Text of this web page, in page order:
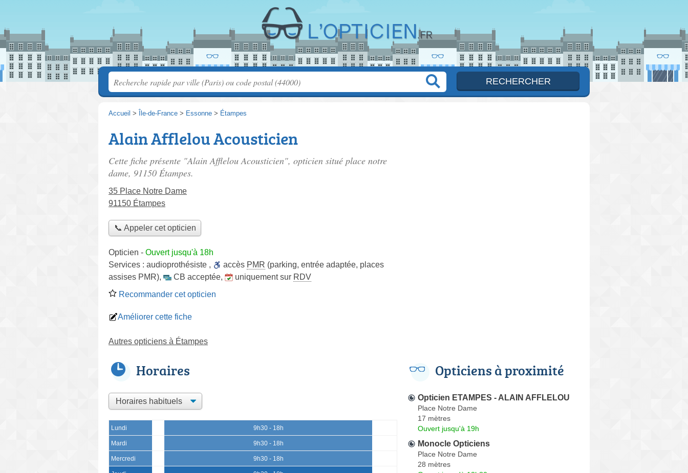
Accueil > Île-de-France > Essonne > Étampes
Alain Afflelou Acousticien
Cette fiche présente "Alain Afflelou Acousticien", opticien situé place notre
dame, 91150 Étampes.
35 Place Notre Dame
91150 Étampes
📞 Appeler cet opticien
Opticien - Ouvert jusqu'à 18h
Services : audioprothésiste , accès PMR (parking, entrée adaptée, places
assises PMR), CB acceptée, uniquement sur RDV
Recommander cet opticien
Améliorer cette fiche
Autres opticiens à Étampes
Horaires
Lundi 9h30 - 18h
Mardi 9h30 - 18h
Mercredi 9h30 - 18h
Opticiens à proximité
Opticien ETAMPES - ALAIN AFFLELOU
Place Notre Dame
17 mètres
Ouvert jusqu'à 19h
Monocle Opticiens
Place Notre Dame
28 mètres